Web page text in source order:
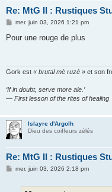
Re: MtG II : Rustiques
M
s
mer. juin 03, 2026 1:21 pm
Pour une rouge de plus
Gork est « brutal mè ruzé » et son
‘If in doubt, serve more ale.’
— First lesson of the rites of healing
Islayre d'Argolh
Dieu des coiffeurs zélés
Re: MtG II : Rustiques
Mmer. juin 03, 2026 2:18 pm